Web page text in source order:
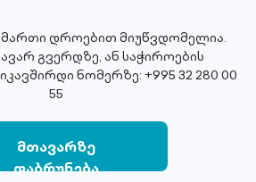
დროებით მიუწვდომელია.
გვერდზე, ან საჭიროების
ნომერზე: +995 32 280 00
55
მთავარზე
დაბრუნება